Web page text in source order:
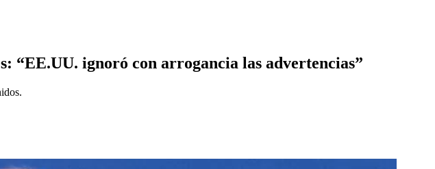
“EE.UU. ignoró con arrogancia las advertencias”